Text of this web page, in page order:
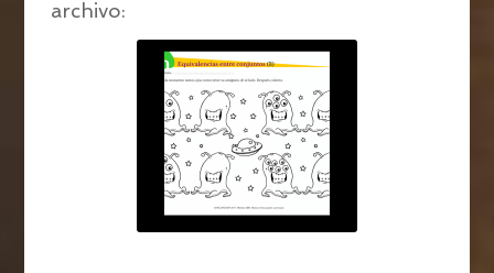
archivo: